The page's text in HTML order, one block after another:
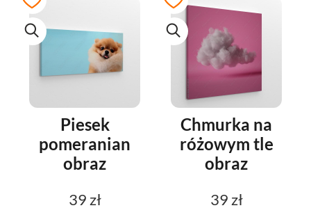
Piesek
pomeranian
obraz
39 zł
Chmurka na
różowym tle
obraz
39 zł